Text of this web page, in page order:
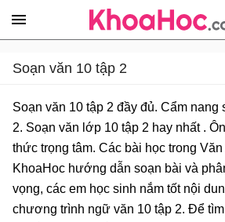
Soạn văn 10 tập 2
Soạn văn 10 tập 2 đầy đủ. Cẩm nang
2. Soạn văn lớp 10 tập 2 hay nhất .
thức trọng tâm. Các bài học trong
KhoaHoc hướng dẫn soạn bài và
vọng, các em học sinh nắm tốt nội
chương trình ngữ văn 10 tập 2. Để